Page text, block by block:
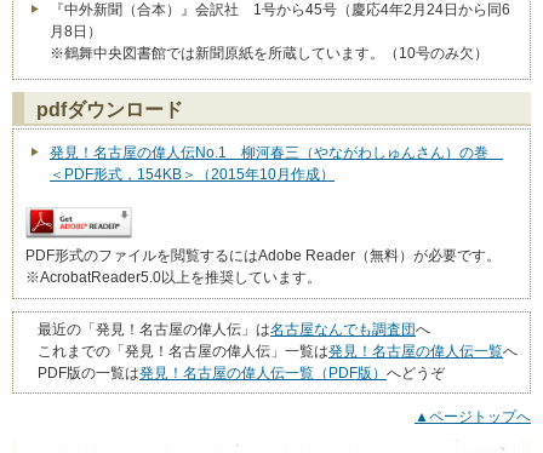
『中外新聞（合本）』会訳社 1号から45号（慶応4年2月24日から同6
月8日）
※鶴舞中央図書館では新聞原紙を所蔵しています。（10号のみ欠）
pdfダウンロード
発見！名古屋の偉人伝No.1 柳河春三（やながわしゅんさん）の巻
＜PDF形式，154KB＞（2015年10月作成）
PDF形式のファイルを閲覧するにはAdobe Reader（無料）が必要です。
※AcrobatReader5.0以上を推奨しています。
最近の「発見！名古屋の偉人伝」は名古屋なんでも調査団へ
これまでの「発見！名古屋の偉人伝」一覧は発見！名古屋の偉人伝一覧へ
PDF版の一覧は発見！名古屋の偉人伝一覧（PDF版） へどうぞ
▲ページトップへ